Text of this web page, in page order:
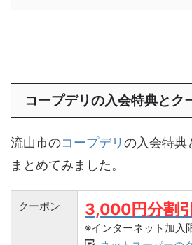
コープデリの入会特典とク
流山市のコープデリの入会特典
まとめてみました。
クーポン 3,000円分割
※インターネット加入